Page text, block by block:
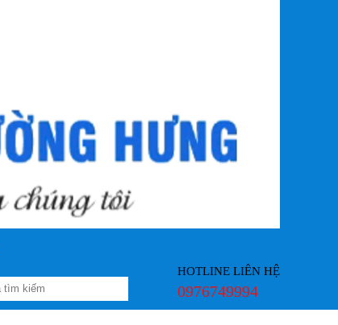
HOTLINE LIÊN HỆ
0976749994